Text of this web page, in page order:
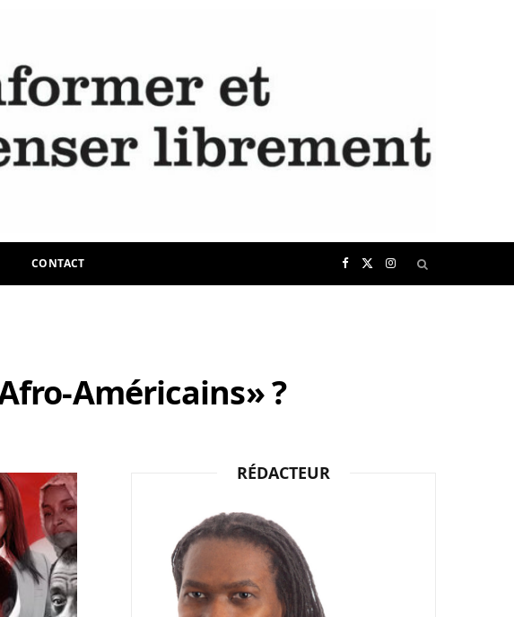
F I
CONTACT
Américains» ?
RÉDACTEUR